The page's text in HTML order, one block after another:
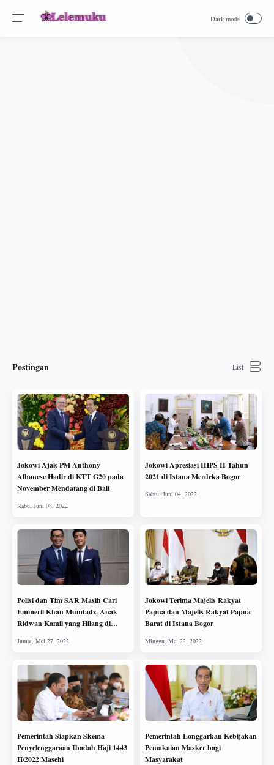
Postingan
Jokowi Ajak PM Anthony
Albanese Hadir di KTT G20 pada
November Mendatang di Bali
Jokowi Apresiasi IHPS II Tahun
2021 di Istana Merdeka Bogor
Polisi dan Tim SAR Masih Cari
Emmeril Khan Mumtadz, Anak
Ridwan Kamil yang Hilang di
Jokowi Terima Majelis Rakyat
Papua dan Majelis Rakyat Papua
Barat di Istana Bogor
Pemerintah Siapkan Skema
Penyelenggaraan Ibadah Haji 1443
H/2022 Masehi
Pemerintah Longgarkan Kebijakan
Pemakaian Masker bagi
Masyarakat